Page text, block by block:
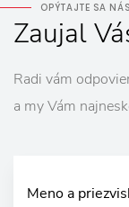
OPÝTAJTE SA NÁS
Zaujal
Radi vám
a my Vám
Meno a